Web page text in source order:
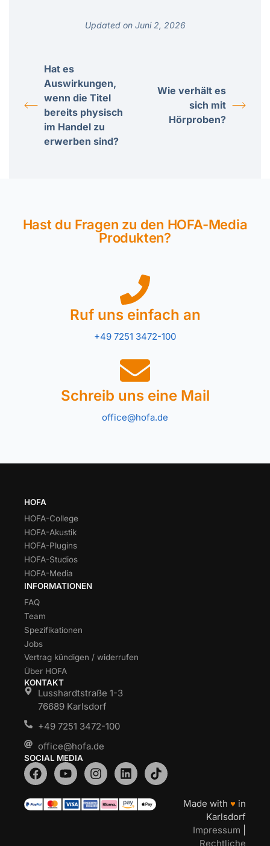
Updated on Juni 2, 2026
Hat es
Auswirkungen,
wenn die Titel
bereits physisch
im Handel zu
erwerben sind?
Wie verhält es
sich mit
Hörproben?
Hast du Fragen zu den HOFA-Media
Produkten?
Ruf uns einfach an
+49 7251 3472-100
Schreib uns eine Mail
office@hofa.de
HOFA
HOFA-College
HOFA-Akustik
HOFA-Plugins
HOFA-Studios
HOFA-Media
INFORMATIONEN
FAQ
Team
Spezifikationen
Jobs
Vertrag kündigen / widerrufen
Über HOFA
KONTAKT
Lusshardtstraße 1-3
76689 Karlsdorf
+49 7251 3472-100
office@hofa.de
SOCIAL MEDIA
Made with ♥ in
Karlsdorf
Impressum
Rechtliche